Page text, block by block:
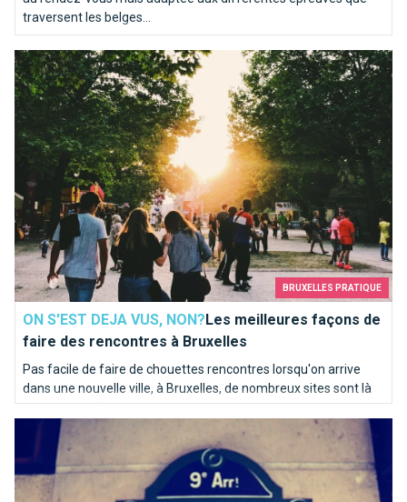
traversent les belges...
BRUXELLES PRATIQUE
ON S'EST DEJA VUS, NON?Les meilleures façons de
faire des rencontres à Bruxelles
Pas facile de faire de chouettes rencontres lorsqu'on arrive
dans une nouvelle ville, à Bruxelles, de nombreux sites sont là
pour vous aider.
Les meilleures façons de faire des rencontres à Bruxelles
Paris, c’est Bruxelles : la preuve !